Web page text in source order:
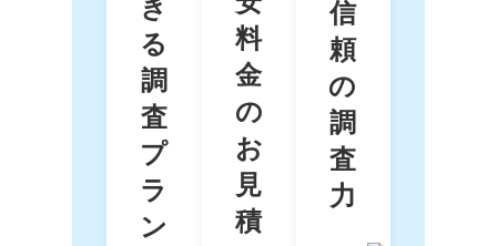
き
る
調
査
プ
ラ
ン
料
金
の
お
見
積
信
頼
の
調
査
力